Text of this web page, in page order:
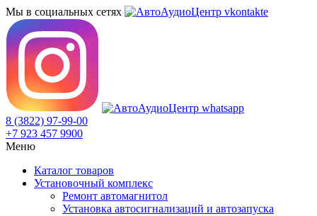
Мы в социальных сетях
8 (3822) 97-99-00
+7 923 457 9900
Меню
Каталог товаров
Установочный комплекс
Ремонт автомагнитол
Установка автосигнализаций и автозапуска